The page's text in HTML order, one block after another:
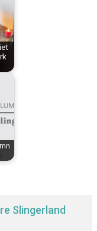
Slingerland